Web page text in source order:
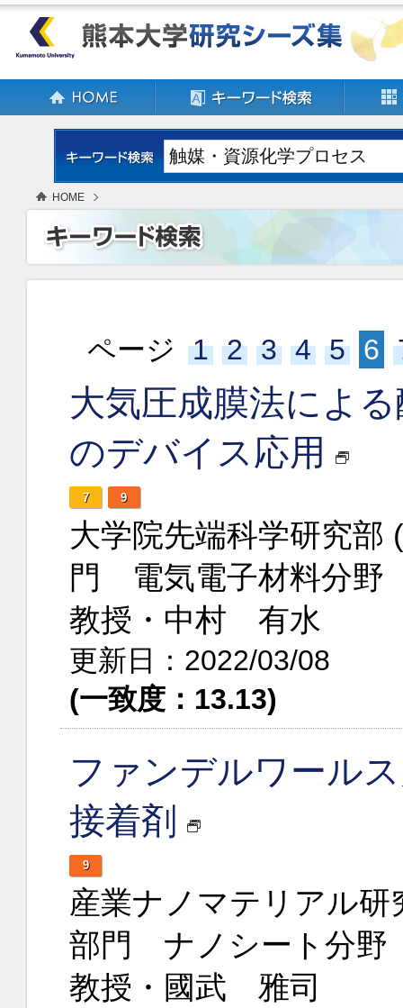
HOME
ページ 1 2 3 4 5 6
大気圧成膜法によ
のデバイス応用
7 9
大学院先端科学研究部
門 電気電子材料分野
教授・中村 有水
更新日：2022/03/08
(一致度：13.13)
ファンデルワール
接着剤
9
産業ナノマテリアル
部門 ナノシート分野
教授・國武 雅司